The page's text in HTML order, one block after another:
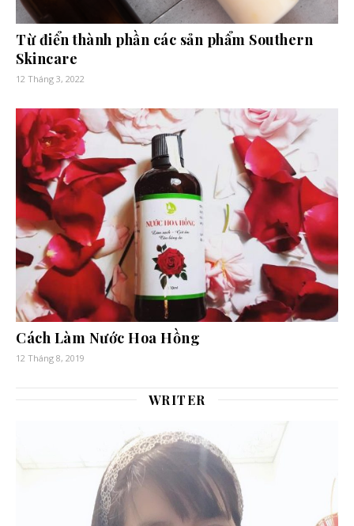
Từ điển thành phần các sản phẩm Southern
Skincare
12 Tháng 3, 2022
Cách Làm Nước Hoa Hồng
12 Tháng 8, 2019
WRITER